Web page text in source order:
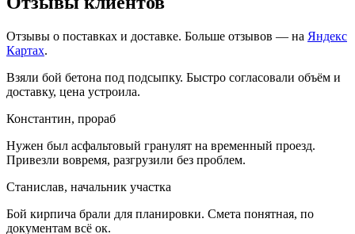
Отзывы о поставках и доставке. Больше отзывов — на Яндекс
Картах.
Взяли бой бетона под подсыпку. Быстро согласовали объём и
доставку, цена устроила.
Константин, прораб
Нужен был асфальтовый гранулят на временный проезд.
Привезли вовремя, разгрузили без проблем.
Станислав, начальник участка
Бой кирпича брали для планировки. Смета понятная, по
документам всё ок.